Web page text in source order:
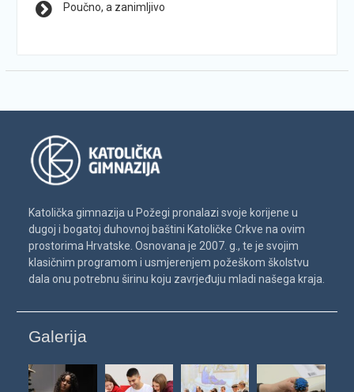
Poučno, a zanimljivo
Katolička gimnazija u Požegi pronalazi svoje korijene u
dugoj i bogatoj duhovnoj baštini Katoličke Crkve na ovim
prostorima Hrvatske. Osnovana je 2007. g., te je svojim
klasičnim programom i usmjerenjem požeškom školstvu
dala onu potrebnu širinu koju zavrjeđuju mladi našega kraja.
Galerija